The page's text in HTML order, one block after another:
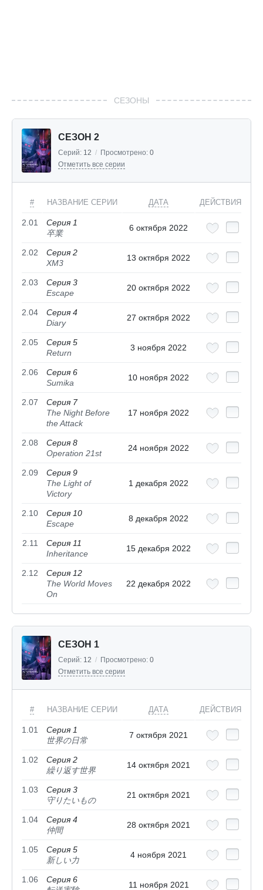
СЕЗОНЫ
СЕЗОН 2
Серий: 12 / Просмотрено: 0
Отметить все серии
# НАЗВАНИЕ СЕРИИ ДАТА ДЕЙСТВИЯ
2.01
Серия 1
卒業
6 октября 2022
2.02
Серия 2
XM3
13 октября 2022
2.03
Серия 3
Escape
20 октября 2022
2.04
Серия 4
Diary
27 октября 2022
2.05
Серия 5
Return
3 ноября 2022
2.06
Серия 6
Sumika
10 ноября 2022
2.07
Серия 7
The Night Before
the Attack
17 ноября 2022
2.08
Серия 8
Operation 21st
24 ноября 2022
2.09
Серия 9
The Light of
Victory
1 декабря 2022
2.10
Серия 10
Escape
8 декабря 2022
2.11
Серия 11
Inheritance
15 декабря 2022
2.12
Серия 12
The World Moves
On
22 декабря 2022
СЕЗОН 1
Серий: 12 / Просмотрено: 0
Отметить все серии
# НАЗВАНИЕ СЕРИИ ДАТА ДЕЙСТВИЯ
1.01
Серия 1
世界の日常
7 октября 2021
1.02
Серия 2
繰り返す世界
14 октября 2021
1.03
Серия 3
守りたいもの
21 октября 2021
1.04
Серия 4
仲間
28 октября 2021
1.05
Серия 5
新しい力
4 ноября 2021
1.06
Серия 6
11 ноября 2021